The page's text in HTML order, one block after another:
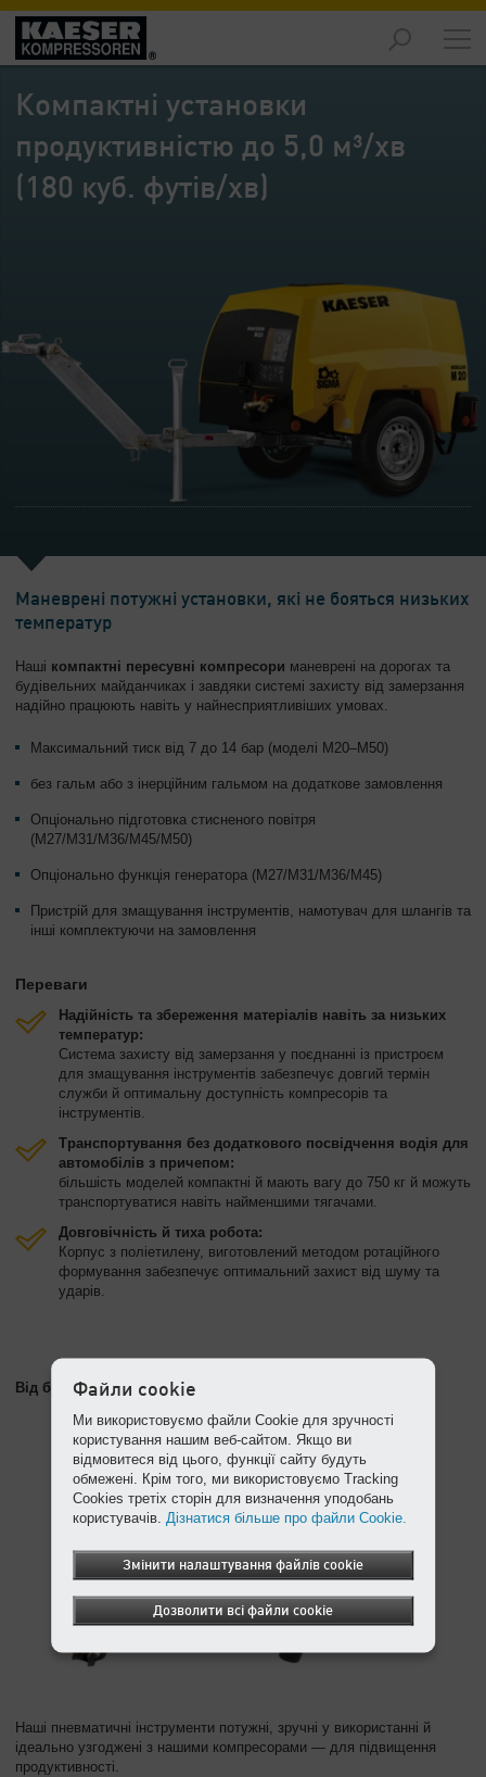
Продукція
-
Огляд
Рішення
-
Огляд
Підприємство
Огляд
Компактні установки
продуктивністю до 5,0 м³/хв
(180 куб. футів/хв)
Маневрені потужні установки, які не бояться низьких
температур
Наші компактні пересувні компресори маневрені на дорогах та
будівельних майданчиках і завдяки системі захисту від замерзання
надійно працюють навіть у найнесприятливіших умовах.
Максимальний тиск від 7 до 14 бар (моделі M20–M50)
без гальм або з інерційним гальмом на додаткове замовлення
Опціонально підготовка стисненого повітря
(M27/M31/M36/M45/M50)
Опціонально функція генератора (M27/M31/M36/M45)
Пристрій для змащування інструментів, намотувач для шлангів та
інші комплектуючи на замовлення
Переваги
Надійність та збереження матеріалів навіть за низьких
температур:
Система захисту від замерзання у поєднанні із пристроєм
для змащування інструментів забезпечує довгий термін
служби й оптимальну доступність компресорів та
інструментів.
Транспортування без додаткового посвідчення водія для
автомобілів з причепом:
більшість моделей компактні й мають вагу до 750 кг й можуть
транспортуватися навіть найменшими тягачами.
Довговічність й тиха робота:
Корпус з поліетилену, виготовлений методом ротаційного
формування забезпечує оптимальний захист від шуму та
ударів.
Від будівельного молотка до намотувача для шлангів
Наші пневматичні інструменти потужні, зручні у використанні й
ідеально узгоджені з нашими компресорами — для підвищення
продуктивності.
Файли cookie
Ми використовуємо файли Cookie для зручності
користування нашим веб-сайтом. Якщо ви
відмовитеся від цього, функції сайту будуть
обмежені. Крім того, ми використовуємо Tracking
Cookies третіх сторін для визначення уподобань
користувачів. Дізнатися більше про файли Cookie.
Змінити налаштування файлів cookie
Дозволити всі файли cookie